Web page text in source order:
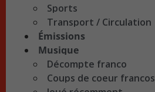
Sports
Transport / Circulation
Émissions
Musique
Décompte franco
Coups de coeur francos